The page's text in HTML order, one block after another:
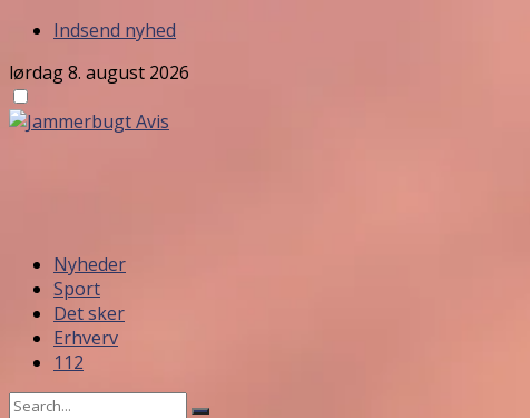
Indsend nyhed
lørdag 8. august 2026
Nyheder
Sport
Det sker
Erhverv
112